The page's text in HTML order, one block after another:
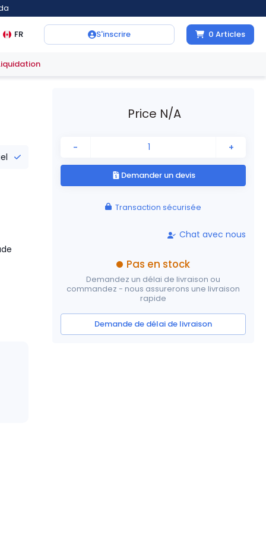
FR S'inscrire 0 Articles
Price N/A
- +
Demander un devis
Transaction sécurisée
Chat avec nous
Pas en stock
Demandez un délai de livraison ou
commandez - nous assurerons une livraison
rapide
Demande de délai de livraison